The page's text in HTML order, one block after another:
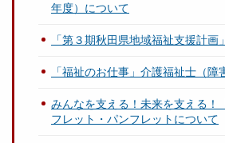
年度）について
「第３期秋田県地域福祉支援計画
「福祉のお仕事」介護福祉士（障
みんなを支える！未来を支える！
フレット・パンフレットについて